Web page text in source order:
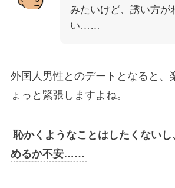
みたいけど、誘い方が
い……
外国人男性とのデートとなると、
ょっと緊張しますよね。
恥かくようなことはしたくないし
めるか不安……